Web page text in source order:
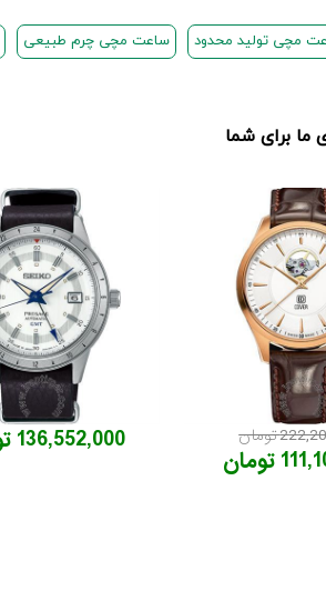
مچی تولید محدود ساعت مچی چرم طبیعی
ما برای شما
136,552,000 تومان تومان
تومان